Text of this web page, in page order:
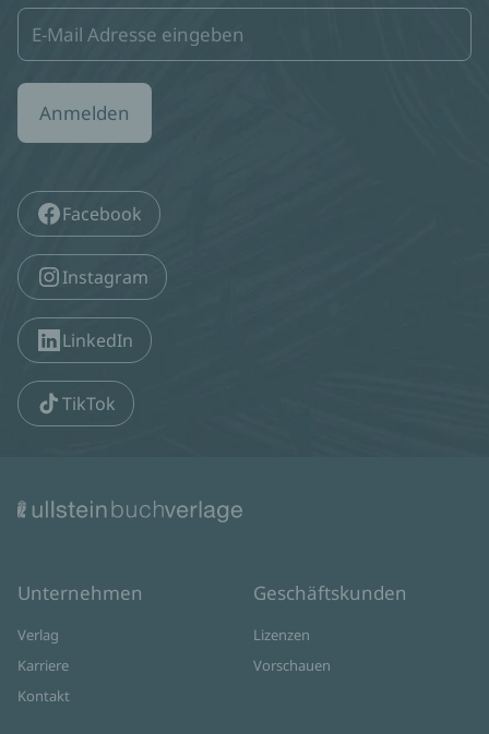
Anmelden
Facebook
Instagram
LinkedIn
TikTok
Unternehmen
Verlag
Karriere
Kontakt
Geschäftskunden
Lizenzen
Vorschauen